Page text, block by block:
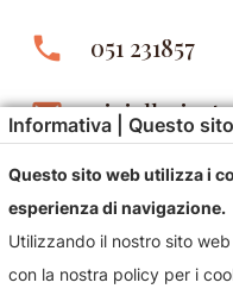
phone 051 231857
email
Informativa | Questo
Questo sito web utilizza i
esperienza di navigazione.
Utilizzando il nostro sito
con la nostra policy per i